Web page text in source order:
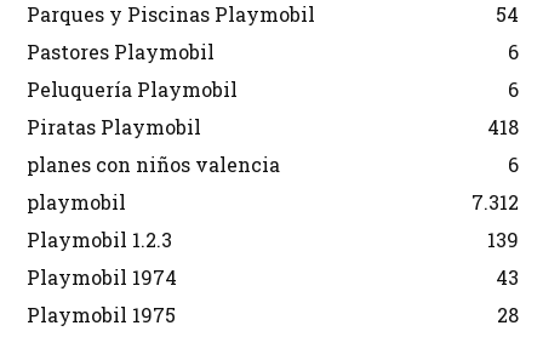
Parques y Piscinas Playmobil
54
Pastores Playmobil
6
Peluquería Playmobil
6
Piratas Playmobil
418
planes con niños valencia
6
playmobil
7.312
Playmobil 1.2.3
139
Playmobil 1974
43
Playmobil 1975
28